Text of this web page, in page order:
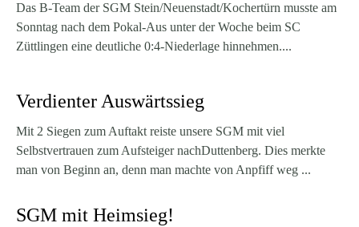
Das B-Team der SGM Stein/Neuenstadt/Kochertürn musste am
Sonntag nach dem Pokal-Aus unter der Woche beim SC
Züttlingen eine deutliche 0:4-Niederlage hinnehmen....
Verdienter Auswärtssieg
Mit 2 Siegen zum Auftakt reiste unsere SGM mit viel
Selbstvertrauen zum Aufsteiger nachDuttenberg. Dies merkte
man von Beginn an, denn man machte von Anpfiff weg ...
SGM mit Heimsieg!